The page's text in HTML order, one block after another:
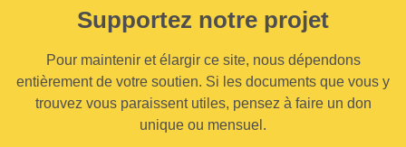
Supportez notre projet
Pour maintenir et élargir ce site, nous dépendons
entièrement de votre soutien. Si les documents que vous y
trouvez vous paraissent utiles, pensez à faire un don
unique ou mensuel.